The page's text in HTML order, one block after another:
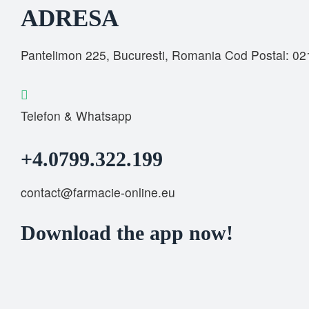
ADRESA
Pantelimon 225, Bucuresti, Romania Cod Postal:
Telefon & Whatsapp
+4.0799.322.199
contact@farmacie-online.eu
Download the app now!